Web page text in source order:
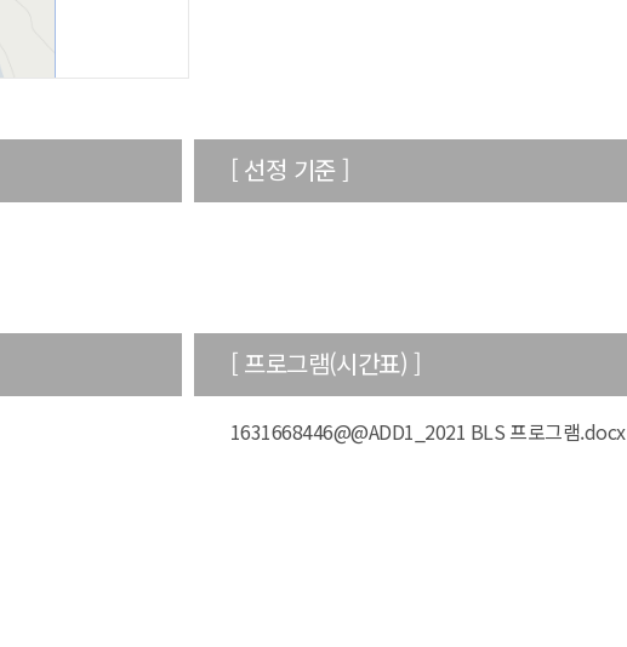
[ 선정 기준 ]
[ 프로그램(시간표) ]
1631668446@@ADD1_2021 BLS 프로그램.docx